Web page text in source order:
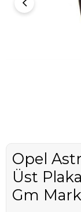
Opel
Üst
Gm